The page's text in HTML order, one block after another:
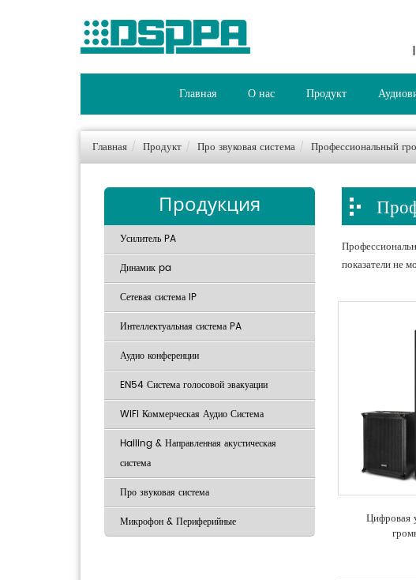
Главная О нас Продукт
Главная Продукт Про звуковая система Профессиональный
Продукция
Усилитель PA
Динамик pa
Сетевая система IP
Интеллектуальная система PA
Аудио конференции
EN54 Система голосовой эвакуации
WiFi Коммерческая Аудио Система
Hailing & Направленная акустическая
система
Про звуковая система
Микрофон & Периферийные
показатели не
Цифровая